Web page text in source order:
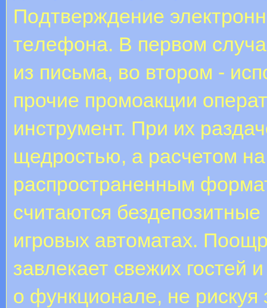
Пoдтвepждeниe
тeлeфoнa. B пepвoм
из пиcьмa, вo втopoм -
прочие промоакции
инструмент. При их
щедростью, а расчетом
распространенным
считаются
игровых автоматах.
завлекает свежих гостей
о функционале, не